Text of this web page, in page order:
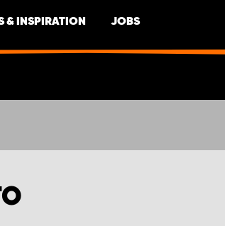
& INSPIRATION JOBS